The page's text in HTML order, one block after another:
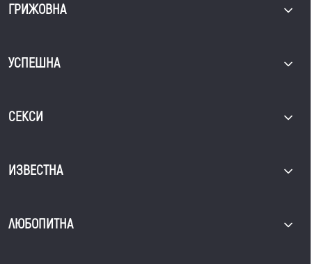
ГРИЖОВНА
УСПЕШНА
СЕКСИ
ИЗВЕСТНА
ЛЮБОПИТНА